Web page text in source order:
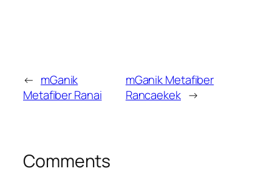
← mGanik
Metafiber Ranai
mGanik Metafiber
Rancaekek →
Comments